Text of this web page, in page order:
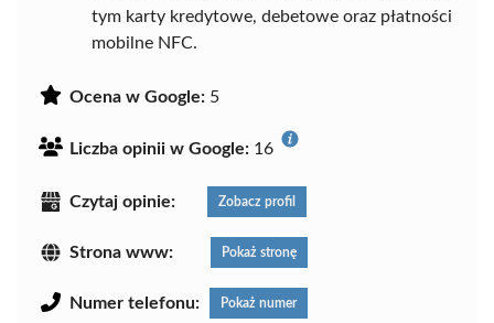
tym karty kredytowe, debetowe oraz płatności
mobilne NFC.
Ocena w Google: 5
Liczba opinii w Google: 16
Czytaj opinie: Zobacz profil
Strona www: Pokaż stronę
Numer telefonu: Pokaż numer